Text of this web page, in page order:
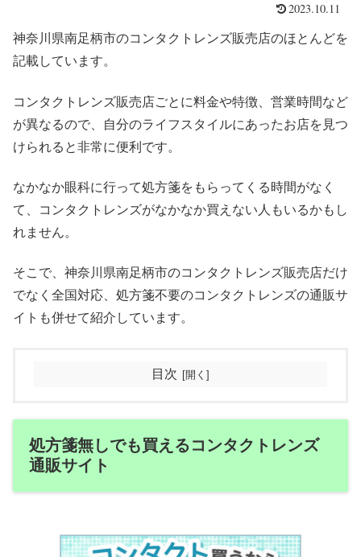
2023.10.11
神奈川県南足柄市のコンタクトレンズ販売店のほとんどを
記載しています。
コンタクトレンズ販売店ごとに料金や特徴、営業時間など
が異なるので、自分のライフスタイルにあったお店を見つ
けられると非常に便利です。
なかなか眼科に行って処方箋をもらってくる時間がなく
て、コンタクトレンズがなかなか買えない人もいるかもし
れません。
そこで、神奈川県南足柄市のコンタクトレンズ販売店だけ
でなく全国対応、処方箋不要のコンタクトレンズの通販サ
イトも併せて紹介しています。
目次
処方箋無しでも買えるコンタクトレンズ
通販サイト